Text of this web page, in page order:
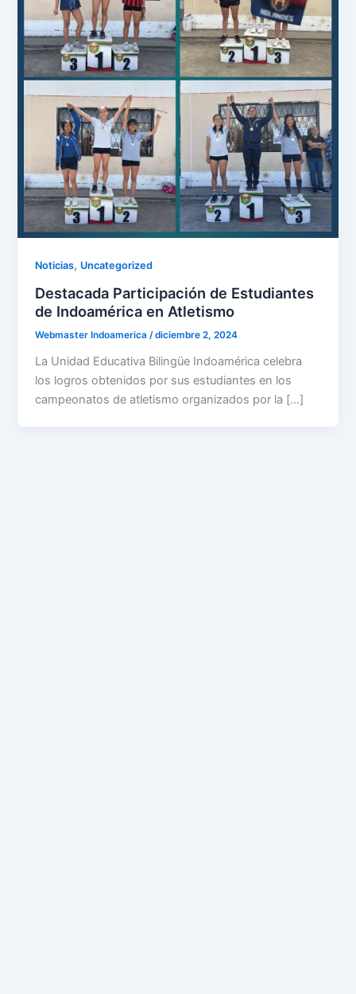
Noticias, Uncategorized
Destacada Participación de Estudiantes
de Indoamérica en Atletismo
Webmaster Indoamerica/diciembre 2, 2024
La Unidad Educativa Bilingüe Indoamérica celebra
los logros obtenidos por sus estudiantes en los
campeonatos de atletismo organizados por la […]